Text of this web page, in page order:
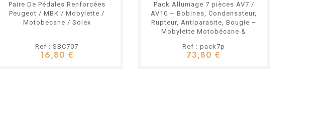
Paire De Pédales Renforcées
Peugeot / MBK / Mobylette /
Motobecane / Solex
Ref : SBC707
16,80 €
Pack Allumage 7 pièces AV7 /
AV10 – Bobines, Condensateur,
Rupteur, Antiparasite, Bougie –
Mobylette Motobécane &
Ref : pack7p
73,80 €